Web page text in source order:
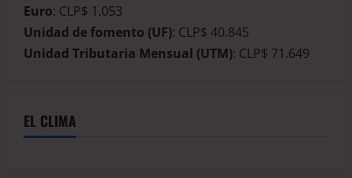
Euro: CLP$ 1.053
Unidad de fomento (UF): CLP$ 40.845
Unidad Tributaria Mensual (UTM): CLP$ 71.649
EL CLIMA